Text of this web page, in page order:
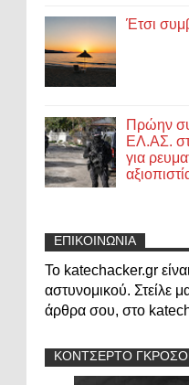
Έτσι
Πρώην
ΕΛ.ΑΣ.
για
ΕΠΙΚΟΙΝΩΝΙΑ
Το katechacker.gr
αστυνομικού. Στείλε
άρθρα σου, στο
ΚΟΝΤΣΕΡΤΟ ΓΚΡΟΣΟ